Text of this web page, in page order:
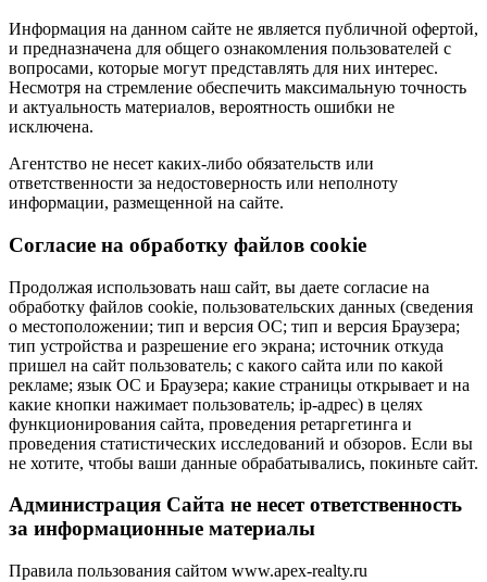
Информация на данном сайте не является публичной офертой,
и предназначена для общего ознакомления пользователей с
вопросами, которые могут представлять для них интерес.
Несмотря на стремление обеспечить максимальную точность
и актуальность материалов, вероятность ошибки не
исключена.
Агентство не несет каких-либо обязательств или
ответственности за недостоверность или неполноту
информации, размещенной на сайте.
Cогласие на обработку файлов cookie
Продолжая использовать наш сайт, вы даете согласие на
обработку файлов cookie, пользовательских данных (сведения
о местоположении; тип и версия ОС; тип и версия Браузера;
тип устройства и разрешение его экрана; источник откуда
пришел на сайт пользователь; с какого сайта или по какой
рекламе; язык ОС и Браузера; какие страницы открывает и на
какие кнопки нажимает пользователь; ip-адрес) в целях
функционирования сайта, проведения ретаргетинга и
проведения статистических исследований и обзоров. Если вы
не хотите, чтобы ваши данные обрабатывались, покиньте сайт.
Администрация Сайта не несет ответственность
за информационные материалы
Правила пользования сайтом www.apex-realty.ru